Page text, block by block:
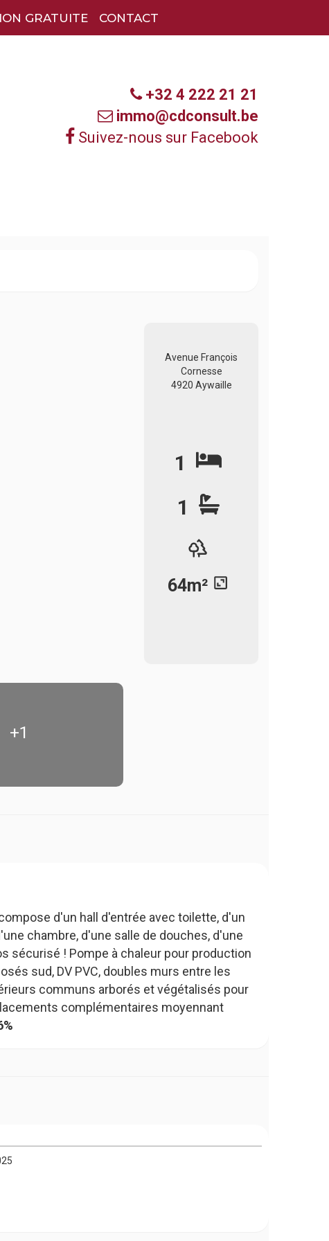
GRATUITE CONTACT
+32 4 222 21 21
immo@cdconsult.be
Suivez-nous sur Facebook
+1
Avenue François
Cornesse
4920 Aywaille
1
1
64m²
d'un hall d'entrée avec toilette, d'un
chambre, d'une salle de douches, d'une
sécurisé ! Pompe à chaleur pour production
sud, DV PVC, doubles murs entre les
communs arborés et végétalisés pour
complémentaires moyennant